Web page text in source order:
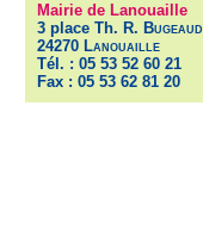
Mairie de Lanouaille
3 place Th. R. Bugeaud
24270 Lanouaille
Tél. : 05 53 52 60 21
Fax : 05 53 62 81 20